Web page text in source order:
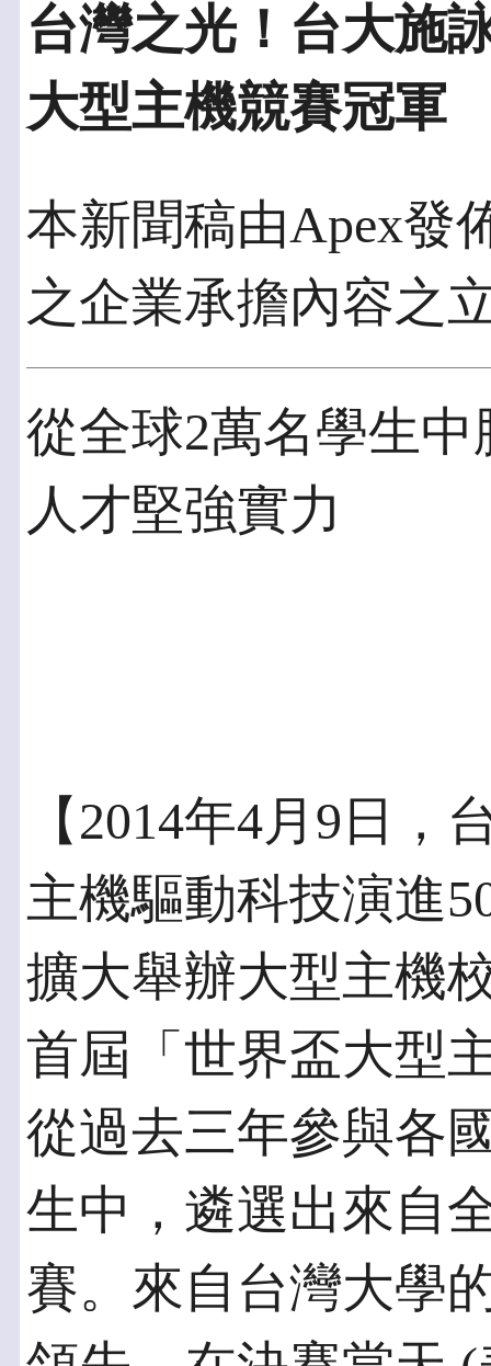
台灣之光！台大施
大型主機競賽冠軍
本新聞稿由Apex發
之企業承擔內容之
從全球2萬名學生
人才堅強實力
【2014年4月9日
主機驅動科技演進
擴大舉辦大型主機
首屆「世界盃大型
從過去三年參與各
生中，遴選出來自
賽。來自台灣大學